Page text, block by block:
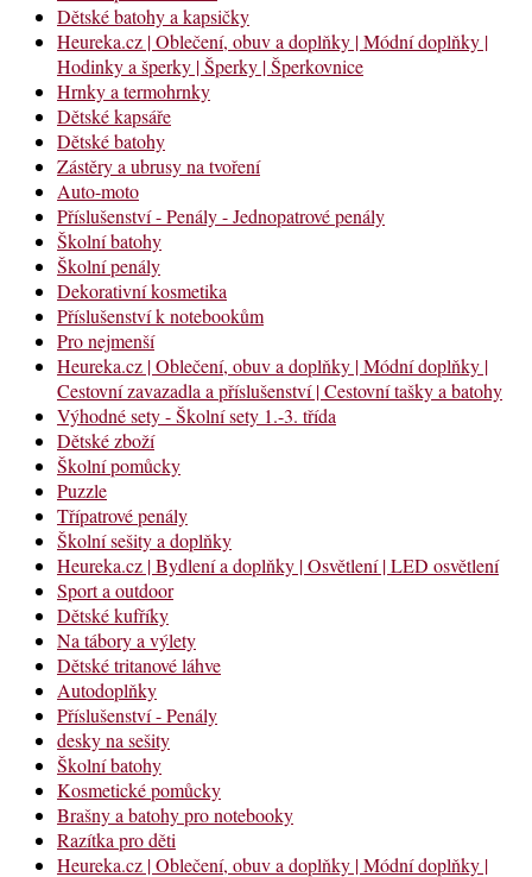
Dětské batohy a kapsičky
Heureka.cz | Oblečení, obuv a doplňky | Módní doplňky |
Hodinky a šperky | Šperky | Šperkovnice
Hrnky a termohrnky
Dětské kapsáře
Dětské batohy
Zástěry a ubrusy na tvoření
Auto-moto
Příslušenství - Penály - Jednopatrové penály
Školní batohy
Školní penály
Dekorativní kosmetika
Příslušenství k notebookům
Pro nejmenší
Heureka.cz | Oblečení, obuv a doplňky | Módní doplňky |
Cestovní zavazadla a příslušenství | Cestovní tašky a batohy
Výhodné sety - Školní sety 1.-3. třída
Dětské zboží
Školní pomůcky
Puzzle
Třípatrové penály
Školní sešity a doplňky
Heureka.cz | Bydlení a doplňky | Osvětlení | LED osvětlení
Sport a outdoor
Dětské kufříky
Na tábory a výlety
Dětské tritanové láhve
Autodoplňky
Příslušenství - Penály
desky na sešity
Školní batohy
Kosmetické pomůcky
Brašny a batohy pro notebooky
Razítka pro děti
Heureka.cz | Oblečení, obuv a doplňky | Módní doplňky |